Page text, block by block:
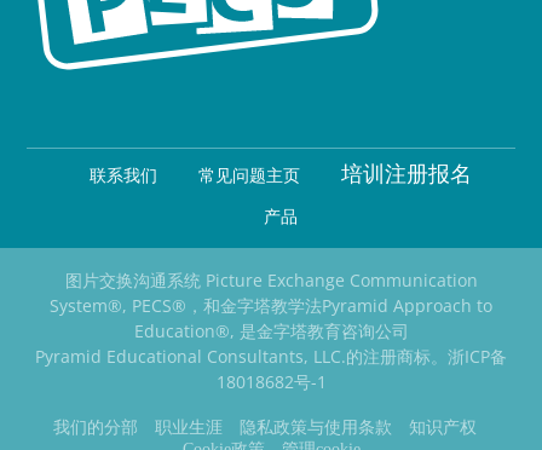
联系我们 常见问题主页 培训注册报名
产品
图片交换沟通系统 Picture Exchange Communication
System®, PECS® ，和金字塔教学法Pyramid Approach to
Education®, 是金字塔教育咨询公司
Pyramid Educational Consultants, LLC.的注册商标。浙ICP备
18018682号-1
我们的分部 职业生涯 隐私政策与使用条款
知识产权